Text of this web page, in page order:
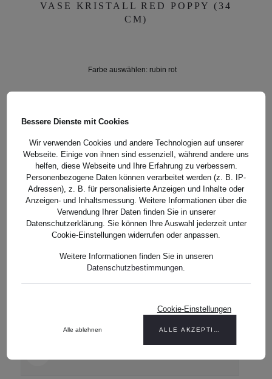
VASE KRISTALL RED POPPY (34
CM)
Farbe auswählen: rubin rot
CM)
VERSAND
WELTWEIT MÖGLICH
GESCHENKE-SERVICE
Bessere Dienste mit Cookies
Wir verwenden Cookies und andere Technologien auf unserer
Webseite. Einige von ihnen sind essenziell, während andere uns
helfen, diese Webseite und Ihre Erfahrung zu verbessern.
Personenbezogene Daten können verarbeitet werden (z. B. IP-
Adressen), z. B. für personalisierte Anzeigen und Inhalte oder
Anzeigen- und Inhaltsmessung. Weitere Informationen über die
Verwendung Ihrer Daten finden Sie in unserer
Datenschutzerklärung. Sie können Ihre Auswahl jederzeit unter
Cookie-Einstellungen widerrufen oder anpassen.
Weitere Informationen finden Sie in unseren
Datenschutzbestimmungen
Cookie-Einstellungen
Alle ablehnen ALLE AKZEPTIEREN